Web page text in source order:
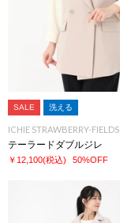
SALE 洗える
ICHIE STRAWBERRY-FIELDS
テーラードダブルジレ
￥12,100(税込) 50%OFF